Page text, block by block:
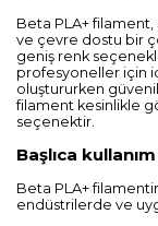
Beta PLA+ filament,
ve çevre dostu bir
geniş renk
profesyoneller için
oluştururken
filament kesinlikle
seçenektir.
Başlıca
Beta PLA+
endüstrilerde ve